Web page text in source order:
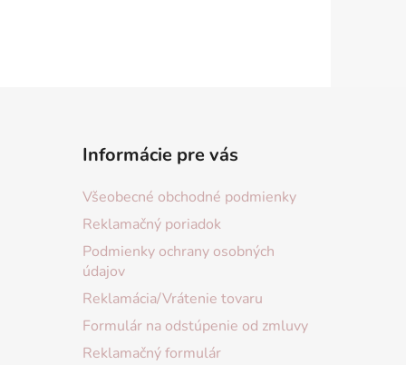
Informácie pre vás
Všeobecné obchodné podmienky
Reklamačný poriadok
Podmienky ochrany osobných
údajov
Reklamácia/Vrátenie tovaru
Formulár na odstúpenie od zmluvy
Reklamačný formulár